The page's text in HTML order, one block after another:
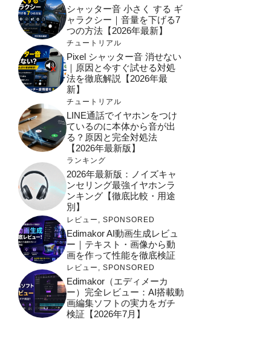
シャッター音 小さく する ギ
ャラクシー｜音量を下げる7
つの方法【2026年最新】
チュートリアル
Pixel シャッター音 消せない
｜原因と今すぐ試せる対処
法を徹底解説【2026年最
新】
チュートリアル
LINE通話でイヤホンをつけ
ているのに本体から音が出
る？原因と完全対処法
【2026年最新版】
ランキング
2026年最新版：ノイズキャ
ンセリング最強イヤホンラ
ンキング【徹底比較・用途
別】
レビュー SPONSORED
Edimakor AI動画生成レビュ
ー｜テキスト・画像から動
画を作って性能を徹底検証
レビュー , SPONSORED
Edimakor（エディメーカ
ー）完全レビュー：AI搭載動
画編集ソフトの実力をガチ
検証【2026年7月】